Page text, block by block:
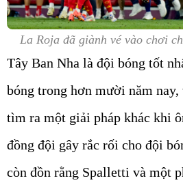
La Roja đã giành vé vào chơi
Tây Ban Nha là đội bóng tốt
bóng trong hơn mười năm
tìm ra một giải pháp khác khi
đồng đội gây rắc rối cho đội
còn đồn rằng Spalletti và một